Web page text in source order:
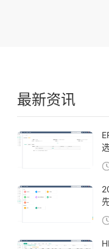
最新资讯